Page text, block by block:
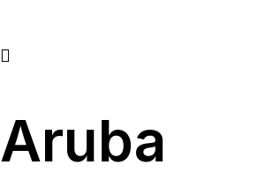
Aruba